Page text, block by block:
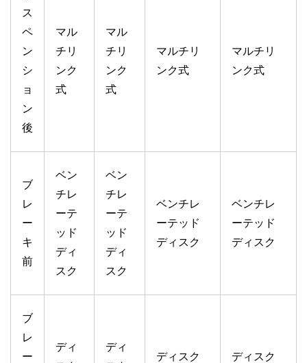
ス
ペ
ン
シ
ョ
ン
後
マル
チリ
ンク
式
マル
チリ
ンク
式
マルチリ
ンク式
マルチリ
ンク式
ブ
レ
ー
キ
前
ベン
チレ
ーテ
ッド
ディ
スク
ベン
チレ
ーテ
ッド
ディ
スク
ベンチレ
ーテッド
ディスク
ベンチレ
ーテッド
ディスク
ブ
レ
ー
ディ
ディ
ディスク ディスク